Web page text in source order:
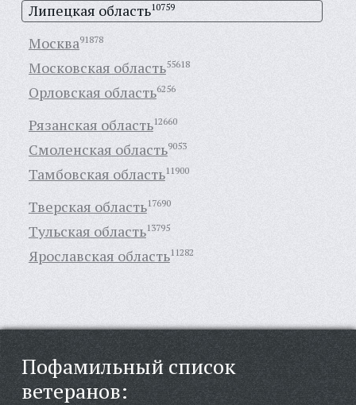
Липецкая область10759
Москва91878
Московская область55618
Орловская область6256
Рязанская область12660
Смоленская область9053
Тамбовская область11900
Тверская область17690
Тульская область13795
Ярославская область11282
Пофамильный список
ветеранов: